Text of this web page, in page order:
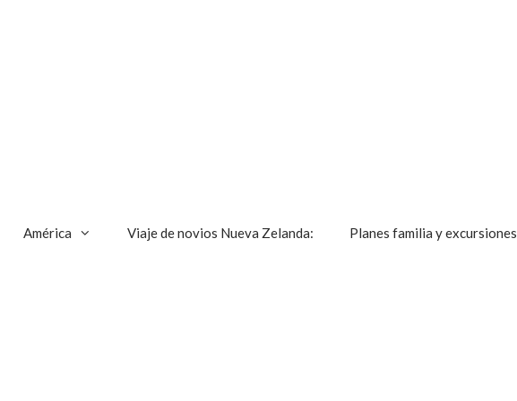
América Viaje de novios Nueva Zelanda: Planes familia y excursiones